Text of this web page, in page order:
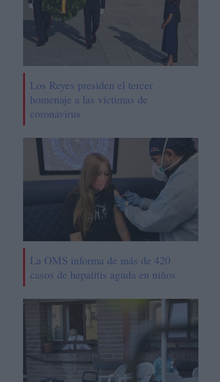
Los Reyes presiden el tercer
homenaje a las víctimas de
coronavirus
La OMS informa de más de 420
casos de hepatitis aguda en niños